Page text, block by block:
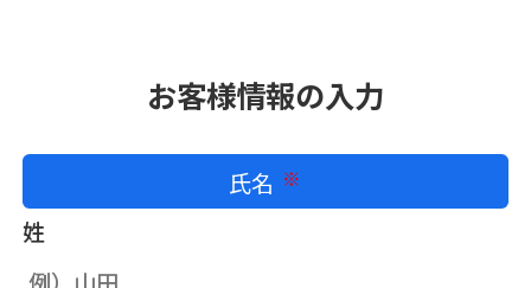
お客様情報の入力
氏名
姓